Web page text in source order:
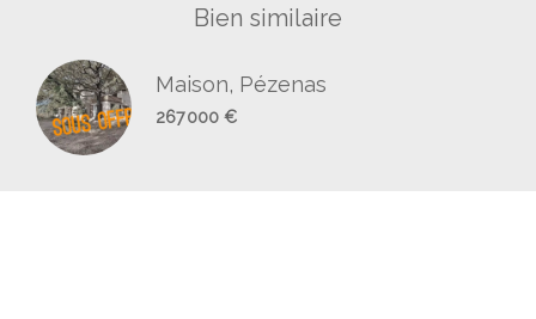
Bien similaire
Maison, Pézenas
267 000 €